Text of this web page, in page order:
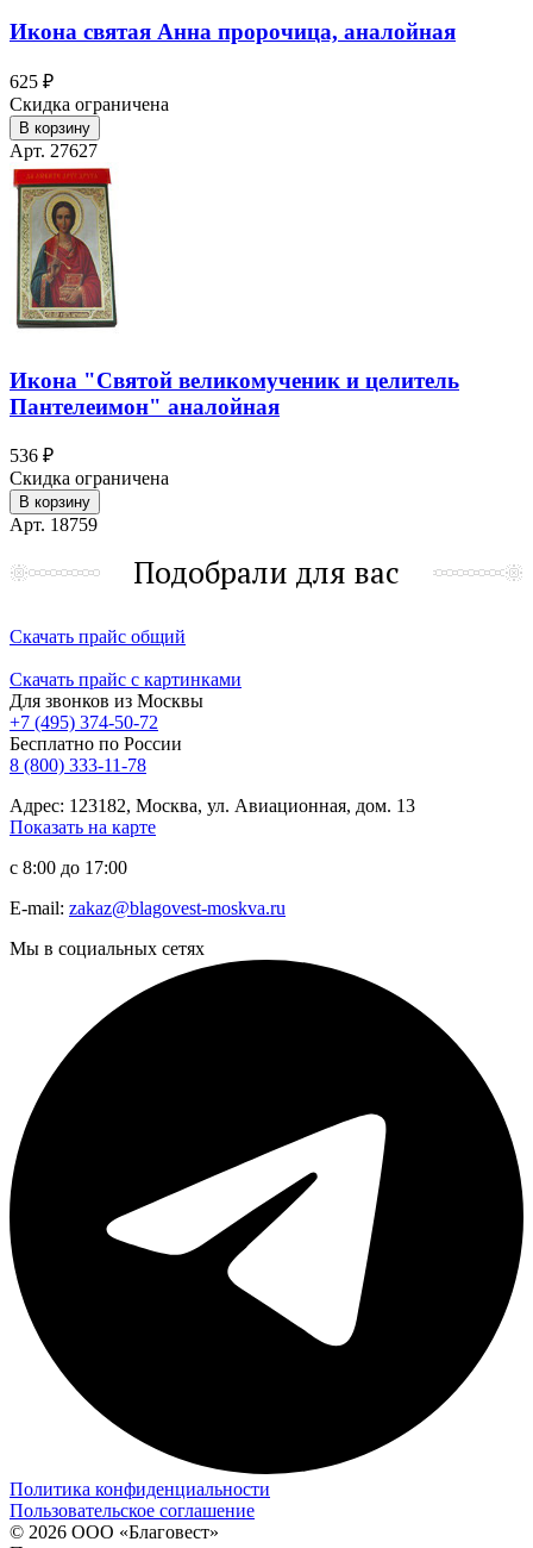
Икона святая Анна пророчица, аналойная
625 ₽
Скидка ограничена
В корзину
Арт. 27627
Икона "Святой великомученик и целитель
Пантелеимон" аналойная
536 ₽
Скидка ограничена
В корзину
Арт. 18759
Подобрали для вас
Скачать прайс общий
Скачать прайс с картинками
Для звонков из Москвы
+7 (495) 374-50-72
Бесплатно по России
8 (800) 333-11-78
Адрес: 123182, Москва, ул. Авиационная, дом. 13
Показать на карте
с 8:00 до 17:00
E-mail: zakaz@blagovest-moskva.ru
Мы в социальных сетях
Политика конфиденциальности
Пользовательское соглашение
© 2026 ООО «Благовест»